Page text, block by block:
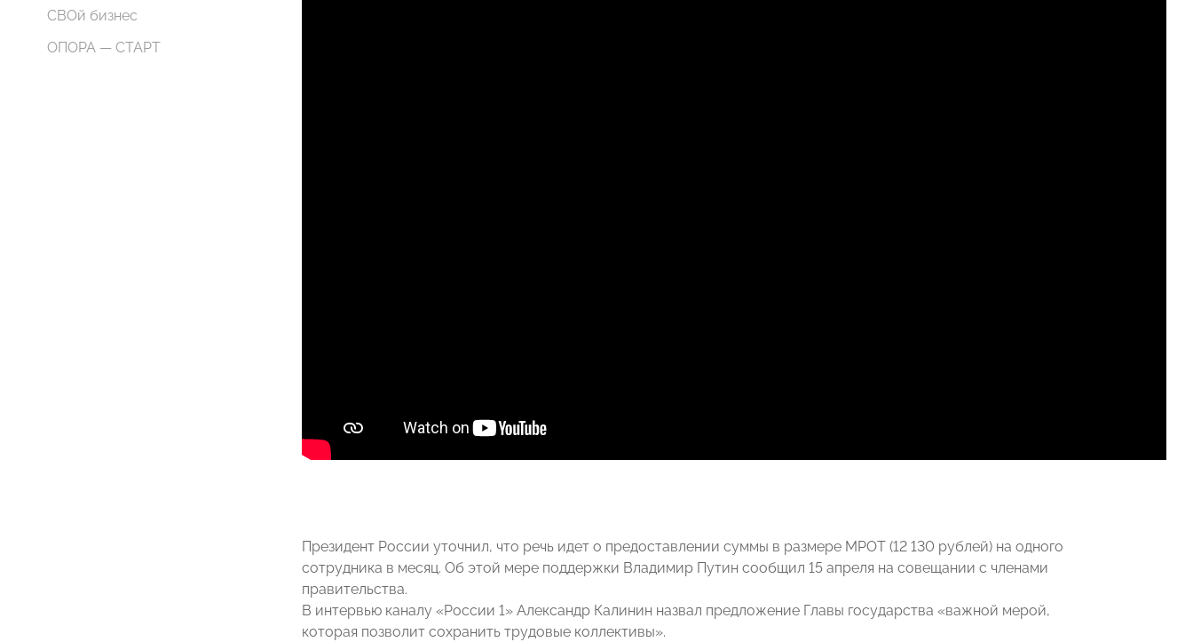
СВОй бизнес
ОПОРА — СТАРТ
Президент России уточнил, что речь идет о предоставлении суммы в размере МРОТ (12 130 рублей) на одного
сотрудника в месяц. Об этой мере поддержки Владимир Путин сообщил 15 апреля на совещании с членами
правительства.
В интервью каналу «России 1» Александр Калинин назвал предложение Главы государства «важной мерой,
которая позволит сохранить трудовые коллективы».